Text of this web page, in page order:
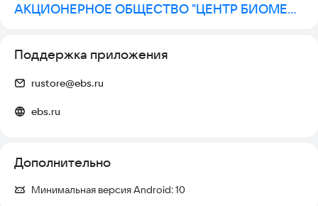
АКЦИОНЕРНОЕ ОБЩЕСТВО "ЦЕНТР БИОМЕТРИЧЕСКИХ ТЕХНОЛОГИЙ"
Поддержка приложения
rustore@ebs.ru
ebs.ru
Дополнительно
Минимальная версия Android:10